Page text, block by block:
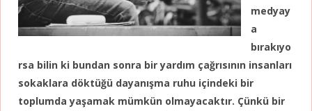
medyay
a
bırakıyo
rsa bilin ki bundan sonra bir yardım çağrısının insanları
sokaklara döktüğü dayanışma ruhu içindeki bir
toplumda yaşamak mümkün olmayacaktır. Çünkü bir